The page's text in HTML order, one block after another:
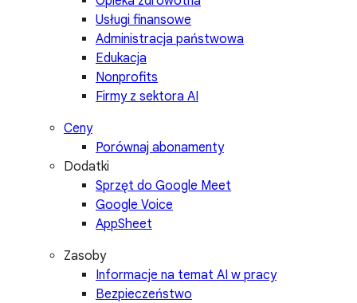
Usługi finansowe
Administracja państwowa
Edukacja
Nonprofits
Firmy z sektora AI
Ceny
Porównaj abonamenty
Dodatki
Sprzęt do Google Meet
Google Voice
AppSheet
Zasoby
Informacje na temat AI w pracy
Bezpieczeństwo